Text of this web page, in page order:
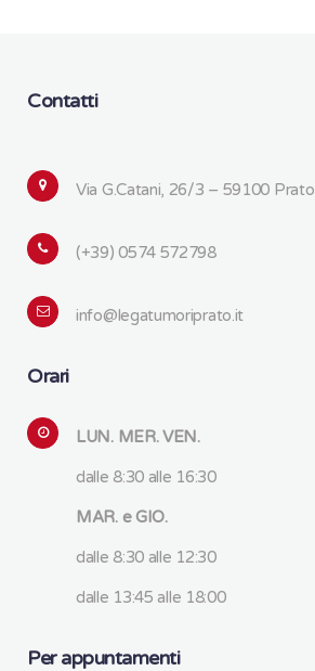
Contatti
Via G.Catani, 26/3 – 59100 Prato
(+39) 0574 572798
info@legatumoriprato.it
Orari
LUN. MER. VEN.
dalle 8:30 alle 16:30
MAR. e GIO.
dalle 8:30 alle 12:30
dalle 13:45 alle 18:00
Per appuntamenti